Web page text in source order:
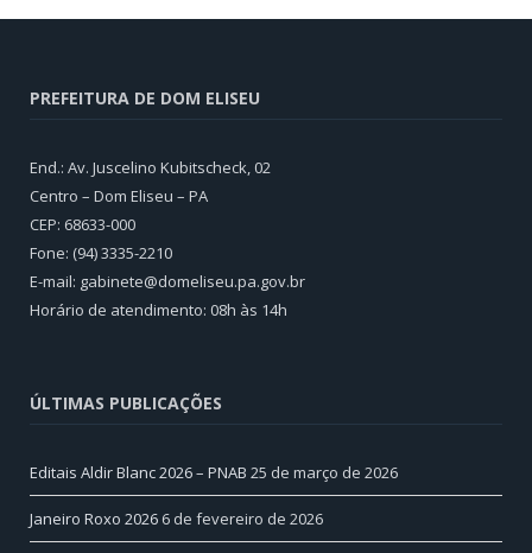
PREFEITURA DE DOM ELISEU
End.: Av. Juscelino Kubitscheck, 02
Centro – Dom Eliseu – PA
CEP: 68633-000
Fone: (94) 3335-2210
E-mail: gabinete@domeliseu.pa.gov.br
Horário de atendimento: 08h às 14h
ÚLTIMAS PUBLICAÇÕES
Editais Aldir Blanc 2026 – PNAB 25 de março de 2026
Janeiro Roxo 2026 6 de fevereiro de 2026